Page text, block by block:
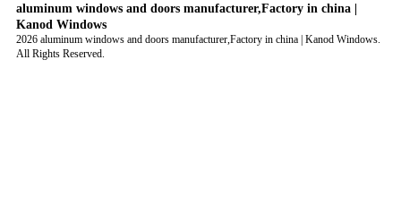
aluminum windows and doors manufacturer,Factory in china |
Kanod Windows
2026 aluminum windows and doors manufacturer,Factory in china | Kanod Windows.
All Rights Reserved.